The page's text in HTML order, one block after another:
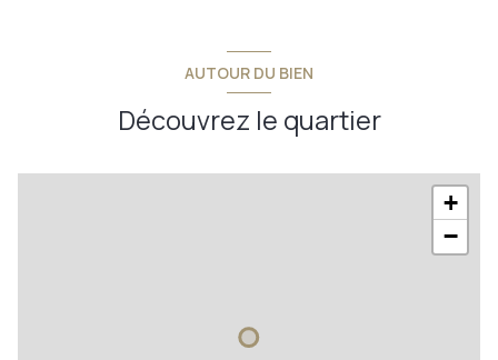
AUTOUR DU BIEN
Découvrez le quartier
+
−